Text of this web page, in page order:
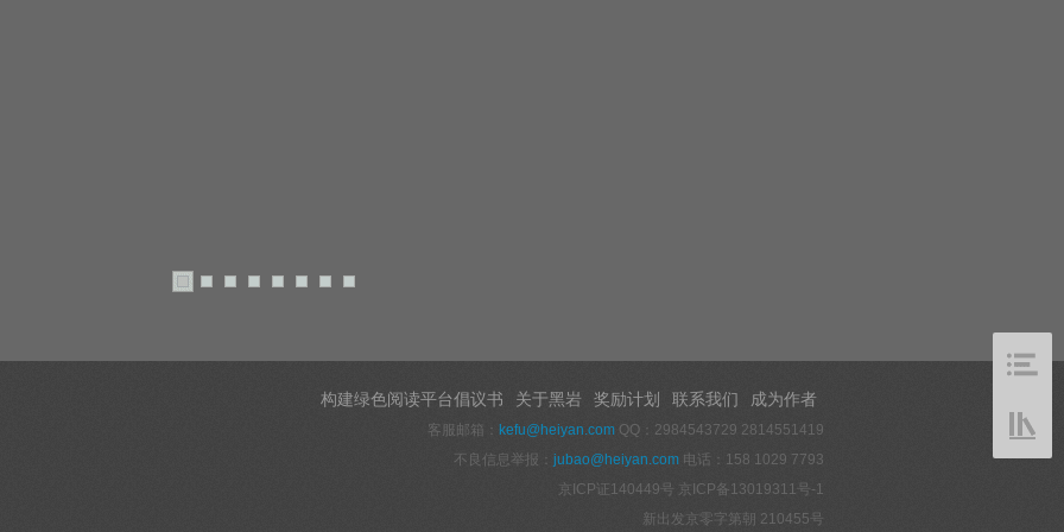
构建绿色阅读平台倡议书 关于黑岩 奖励计划 联系我们 成为作者
客服邮箱： kefu@heiyan.com QQ：2984543729 2814551419
不良信息举报： jubao@heiyan.com 电话：158 1029 7793
京ICP证140449号 京ICP备13019311号-1
新出发京零字第朝 210455号